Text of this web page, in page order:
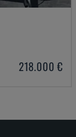
218.000 €